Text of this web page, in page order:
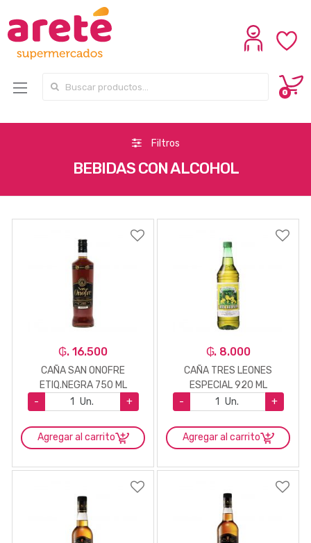
Search for:
0
Filtros
BEBIDAS CON ALCOHOL
₲. 16.500
CAÑA SAN ONOFRE
ETIQ.NEGRA 750 ML
-
Un. +
Agregar al carrito
₲. 8.000
CAÑA TRES LEONES
ESPECIAL 920 ML
-
Un. +
Agregar al carrito